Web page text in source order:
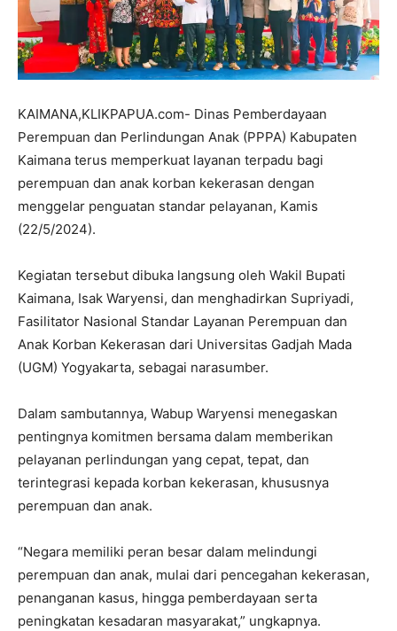
KAIMANA,KLIKPAPUA.com- Dinas Pemberdayaan
Perempuan dan Perlindungan Anak (PPPA) Kabupaten
Kaimana terus memperkuat layanan terpadu bagi
perempuan dan anak korban kekerasan dengan
menggelar penguatan standar pelayanan, Kamis
(22/5/2024).
Kegiatan tersebut dibuka langsung oleh Wakil Bupati
Kaimana, Isak Waryensi, dan menghadirkan Supriyadi,
Fasilitator Nasional Standar Layanan Perempuan dan
Anak Korban Kekerasan dari Universitas Gadjah Mada
(UGM) Yogyakarta, sebagai narasumber.
Dalam sambutannya, Wabup Waryensi menegaskan
pentingnya komitmen bersama dalam memberikan
pelayanan perlindungan yang cepat, tepat, dan
terintegrasi kepada korban kekerasan, khususnya
perempuan dan anak.
“Negara memiliki peran besar dalam melindungi
perempuan dan anak, mulai dari pencegahan kekerasan,
penanganan kasus, hingga pemberdayaan serta
peningkatan kesadaran masyarakat,” ungkapnya.